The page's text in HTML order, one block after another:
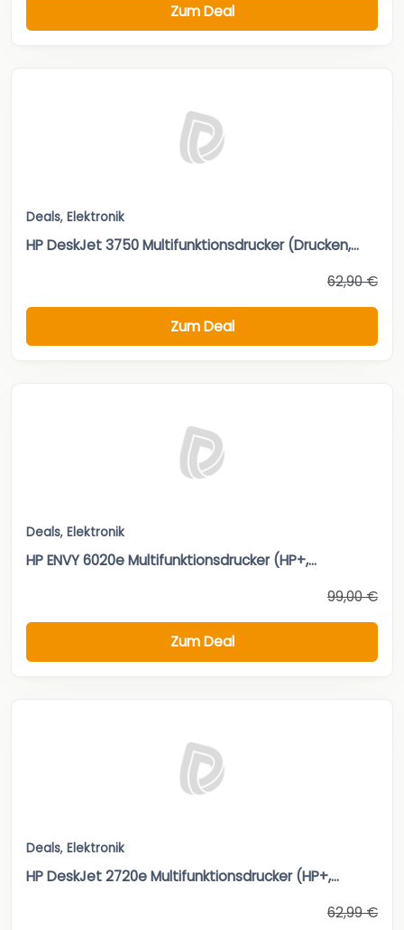
Zum Deal
Deals, Elektronik
HP DeskJet 3750 Multifunktionsdrucker (Drucken,...
62,90 €
Zum Deal
Deals, Elektronik
HP ENVY 6020e Multifunktionsdrucker (HP+,...
99,00 €
Zum Deal
Deals, Elektronik
HP DeskJet 2720e Multifunktionsdrucker (HP+,...
62,99 €